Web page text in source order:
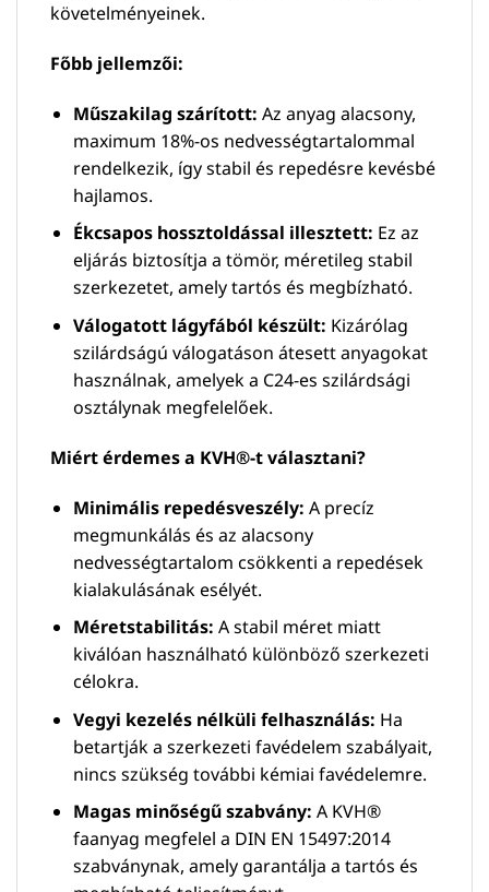
követelményeinek.
Főbb jellemzői:
Műszakilag szárított: Az anyag alacsony,
maximum 18%-os nedvességtartalommal
rendelkezik, így stabil és repedésre kevésbé
hajlamos.
Ékcsapos hossztoldással illesztett: Ez az
eljárás biztosítja a tömör, méretileg stabil
szerkezetet, amely tartós és megbízható.
Válogatott lágyfából készült: Kizárólag
szilárdságú válogatáson átesett anyagokat
használnak, amelyek a C24-es szilárdsági
osztálynak megfelelőek.
Miért érdemes a KVH®-t választani?
Minimális repedésveszély: A precíz
megmunkálás és az alacsony
nedvességtartalom csökkenti a repedések
kialakulásának esélyét.
Méretstabilitás: A stabil méret miatt
kiválóan használható különböző szerkezeti
célokra.
Vegyi kezelés nélküli felhasználás: Ha
betartják a szerkezeti favédelem szabályait,
nincs szükség további kémiai favédelemre.
Magas minőségű szabvány: A KVH®
faanyag megfelel a DIN EN 15497:2014
szabványnak, amely garantálja a tartós és